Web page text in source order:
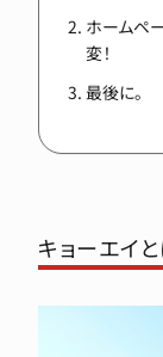
ホームペ
変！
最後に。
キョーエイ